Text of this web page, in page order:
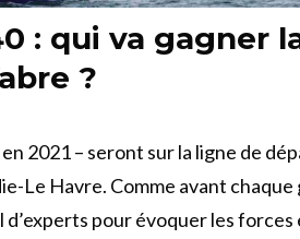
: qui va gagner
?
2021 – seront sur la ligne de
Le Havre. Comme avant chaque
pour évoquer les forces